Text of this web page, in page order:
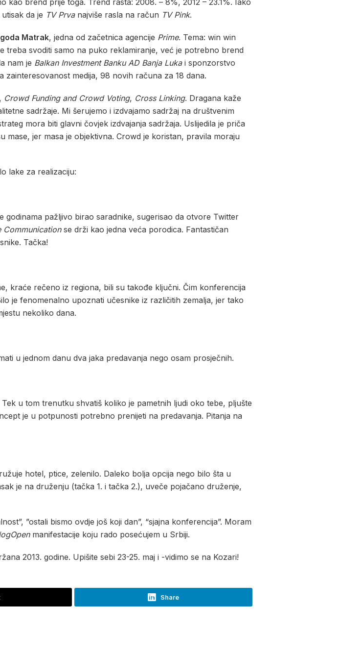
kao brend prije toga. Trend rasta: 2008. – 8%, 2012 – 23.1%. Iako
da je TV Prvanajviše rasla na račun TV Pink.
Matrak, jedna od začetnica agencije Prime. Tema: win win
treba svoditi samo na puko reklamiranje, već je potrebno brend
nam je Balkan Investment Banku AD Banja Lukai sponzorstvo
medija, 98 novih računa za 18 dana.
Crowd Funding and Crowd Voting, Cross Linking. Dragana kaže
sadržaje. Mi šerujemo i izdvajamo sadržaj na društvenim
mora biti glavni čovjek izdvajanja sadržaja. Uslijedila je priča
mase, jer masa je objektivna. Crowd je koristan, pravila moraju
lake za realizaciju:
godinama pažljivo birao saradnike, sugerisao da otvore Twitter
Communicationse drži kao jedna veća porodica. Fantastičan
Tačka!
kraće rečeno iz regiona, bili su takođe ključni. Čim konferencija
je fenomenalno upoznati učesnike iz različitih zemalja, jer tako
nekoliko dana.
u jednom danu dva jaka predavanja nego osam prosječnih.
u tom trenutku shvatiš koliko je pametnih ljudi oko tebe, pljušte
je u potpunosti potrebno prenijeti na predavanja. Pitanja na
hotel, ptice, zelenilo. Daleko bolja opcija nego bilo šta u
je na druženju (tačka 1. i tačka 2.), uveče pojačano druženje,
”ostali bismo ovdje još koji dan”, “sjajna konferencija”. Moram
manifestacije koju rado posećujem u Srbiji.
2013. godine. Upišite sebi 23-25. maj i -vidimo se na Kozari!
Share